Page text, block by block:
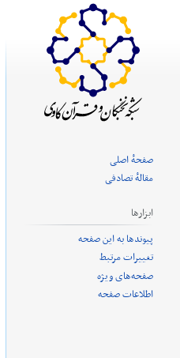
صفحهٔ اصلی
مقالهٔ تصادفی
ابزارها
پیوندها به این صفحه
تغییرات مرتبط
صفحه‌های ویژه
اطلاعات صفحه